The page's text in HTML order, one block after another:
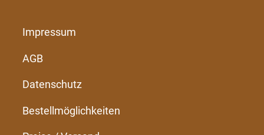
Impressum
AGB
Datenschutz
Bestellmöglichkeiten